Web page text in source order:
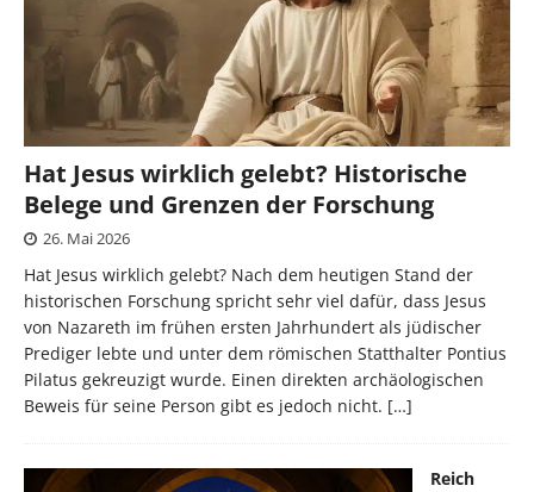
Hat Jesus wirklich gelebt? Historische
Belege und Grenzen der Forschung
26. Mai 2026
Hat Jesus wirklich gelebt? Nach dem heutigen Stand der
historischen Forschung spricht sehr viel dafür, dass Jesus
von Nazareth im frühen ersten Jahrhundert als jüdischer
Prediger lebte und unter dem römischen Statthalter Pontius
Pilatus gekreuzigt wurde. Einen direkten archäologischen
Beweis für seine Person gibt es jedoch nicht. […]
Reich